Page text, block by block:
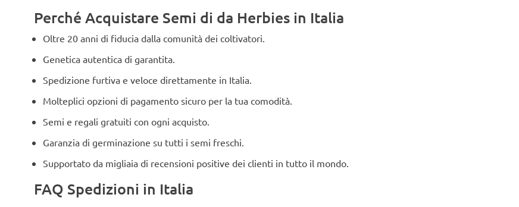
Perché Acquistare Semi di da Herbies in Italia
Oltre 20 anni di fiducia dalla comunità dei coltivatori.
Genetica autentica di garantita.
Spedizione furtiva e veloce direttamente in Italia.
Molteplici opzioni di pagamento sicuro per la tua comodità.
Semi e regali gratuiti con ogni acquisto.
Garanzia di germinazione su tutti i semi freschi.
Supportato da migliaia di recensioni positive dei clienti in tutto il mondo.
FAQ Spedizioni in Italia